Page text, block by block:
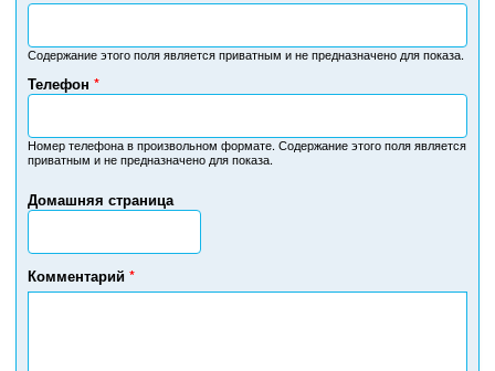
Содержание этого поля является приватным и не предназначено для показа.
Домашняя страница
Телефон *
Н
м
е
т
л
е
ф
Номер телефона в произвольном формате. Содержание этого поля является
приватным и не предназначено для показа.
Комментарий *